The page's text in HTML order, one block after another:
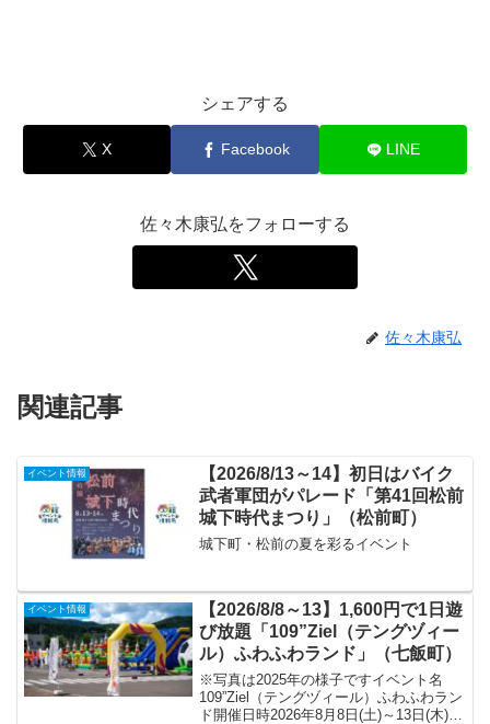
シェアする
X Facebook LINE
佐々木康弘をフォローする
佐々木康弘
関連記事
イベント情報
【2026/8/13～14】初日はバイク
武者軍団がパレード「第41回松前
城下時代まつり」（松前町）
城下町・松前の夏を彩るイベント
イベント情報
【2026/8/8～13】1,600円で1日遊
び放題「109”Ziel（テングヅィー
ル）ふわふわランド」（七飯町）
※写真は2025年の様子ですイベント名
109”Ziel（テングヅィール）ふわふわラン
ド開催日時2026年8月8日(土)～13日(木)